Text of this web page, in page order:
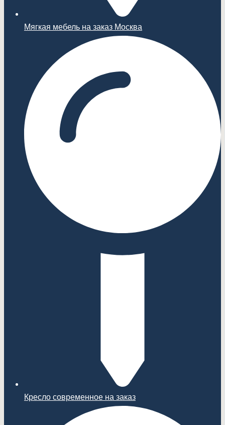
Мягкая мебель на заказ Москва
Кресло современное на заказ